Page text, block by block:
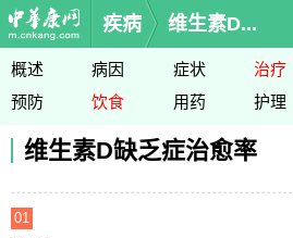
疾病 维生素D...
概述 病因 症状 治疗
预防
饮食 用药 护理
维生素D缺乏症治愈率
01